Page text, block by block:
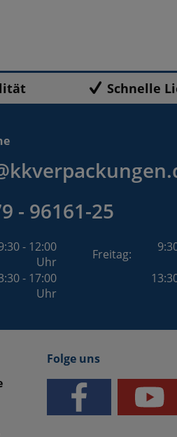
Schnelle
- 96161-25
- 12:00
Uhr
Freitag:
- 17:00
Uhr
Folge uns